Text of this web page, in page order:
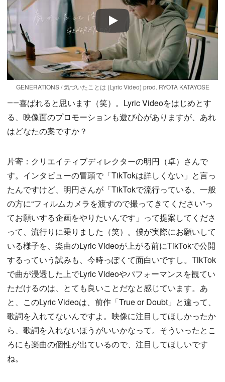
Play
GENERATIONS / 気づいたことは (Lyric Video) prod. RYOTA KATAYOSE
――喜ばれると思います（笑）。Lyric Videoをはじめとす
る、映像面のプロモーションも遊び心がありますが、あれ
はどなたの案ですか？
片寄：クリエイティブディレクターの明円（卓）さんで
す。インタビューの冒頭で「TikTokは詳しくない」と言っ
たんですけど、明円さんが「TikTokで流行っている、一般
の方に“フィルムカメラを渡すので撮ってきてください”っ
てお願いする企画をやりたいんです」って提案してくださ
って、流行りに乗りました（笑）。僕が実際にお願いして
いる様子を、楽曲のLyric Videoが上がる前にTikTokで公開
するっていう試みも、今時っぽくて面白いですし。TikTok
で曲が浸透した上でLyric Videoやパフォーマンスを観てい
ただけるのは、とても良いことだなと感じています。あ
と、このLyric Videoは、前作「True or Doubt」と違って、
歌詞を入れてないんですよ。映像に注目してほしかったか
ら、歌詞を入れないほうがいいかなって。そういったとこ
ろにも楽曲の個性が出ているので、注目してほしいです
ね。